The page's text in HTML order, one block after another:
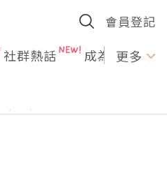
會員登記
社群熱話 成為U更多